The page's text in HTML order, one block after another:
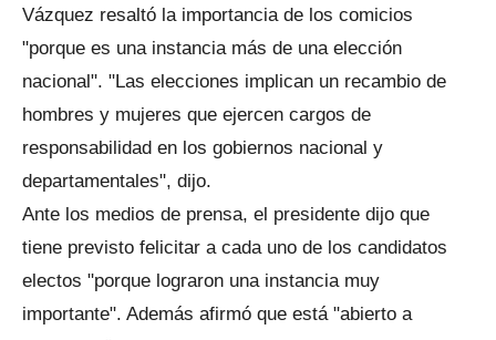
Vázquez resaltó la importancia de los comicios
"porque es una instancia más de una elección
nacional". "Las elecciones implican un recambio de
hombres y mujeres que ejercen cargos de
responsabilidad en los gobiernos nacional y
departamentales", dijo.
Ante los medios de prensa, el presidente dijo que
tiene previsto felicitar a cada uno de los candidatos
electos "porque lograron una instancia muy
importante". Además afirmó que está "abierto a